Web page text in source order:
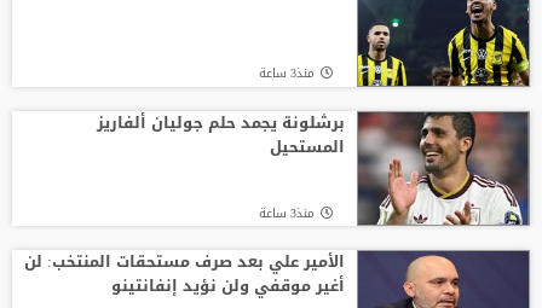
صدام في تدريبات أتلتيكو.. ألفاريز يطالب
سيميوني بتسهيل رحيله لبرشلونة
منذ3 ساعة
برشلونة يجمد حلم جوليان ألفاريز
المستحيل
منذ3 ساعة
الأمير علي بعد صرف مستحقات المنتخب: لن
أغير موقفي ولن نؤيد إنفانتينو